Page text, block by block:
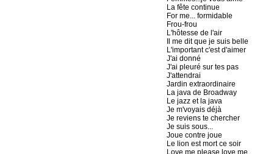
La fête continue
For me... formidable
Frou-frou
L'hôtesse de l'air
Il me dit que je suis belle
L'important c'est d'aimer
J'ai donné
J'ai pleuré sur tes pas
J'attendrai
Jardin extraordinaire
La java de Broadway
Le jazz et la java
Je m'voyais déjà
Je reviens te chercher
Je suis sous...
Joue contre joue
Le lion est mort ce soir
Love me please love me